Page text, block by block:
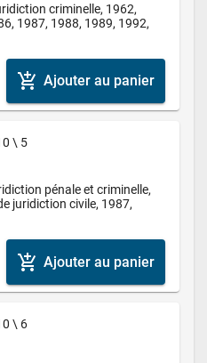
criminelle, 1962,
1987, 1988, 1989, 1992,
add_shopping_cart Ajouter au panier
\ 5
pénale et criminelle,
juridiction civile, 1987,
add_shopping_cart Ajouter au panier
\ 6